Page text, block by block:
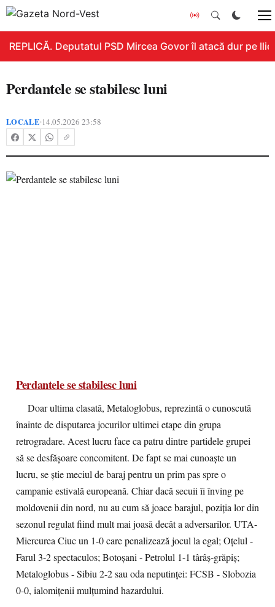
REPLICĂ. Deputatul PSD Mircea Govor îl atacă dur pe
Perdantele se stabilesc luni
LOCALE•14.05.2026 23:58
Perdantele se stabilesc luni
Doar ultima clasată, Metaloglobus, reprezintă o cunoscută
înainte de disputarea jocurilor ultimei etape din grupa
retrogradare. Acest lucru face ca patru dintre partidele grupei
să se desfășoare concomitent. De fapt se mai cunoaște un
lucru, se știe meciul de baraj pentru un prim pas spre o
campanie estivală europeană. Chiar dacă secuii îi înving pe
moldovenii din nord, nu au cum să joace barajul, poziția lor din
sezonul regulat fiind mult mai joasă decât a adversarilor. UTA-
Miercurea Ciuc un 1-0 care penalizează jocul la egal; Oțelul -
Farul 3-2 spectaculos; Botoșani - Petrolul 1-1 târâș-grăpiș;
Metaloglobus - Sibiu 2-2 sau oda neputinței: FCSB - Slobozia
0-0, ialomițenii mulțumind hazardului.